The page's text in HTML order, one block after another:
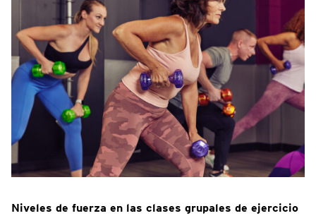
Niveles de fuerza en las clases grupales de ejercicio